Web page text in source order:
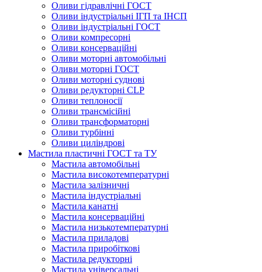
Оливи гідравлічні ГОСТ
Оливи індустріальні ІГП та ІНСП
Оливи індустріальні ГОСТ
Оливи компресорні
Оливи консерваційні
Оливи моторні автомобільні
Оливи моторні ГОСТ
Оливи моторні суднові
Оливи редукторні CLP
Оливи теплоносії
Оливи трансмісійні
Оливи трансформаторні
Оливи турбінні
Оливи циліндрові
Мастила пластичні ГОСТ та ТУ
Мастила автомобільні
Мастила високотемпературні
Мастила залізничні
Мастила індустріальні
Мастила канатні
Мастила консерваційні
Мастила низькотемпературні
Мастила приладові
Мастила приробіткові
Мастила редукторні
Мастила універсальні